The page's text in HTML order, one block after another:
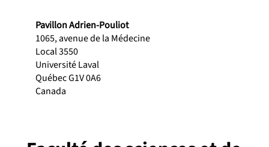
Pavillon Adrien-Pouliot
1065, avenue de la Médecine
Local 3550
Université Laval
Québec G1V 0A6
Canada